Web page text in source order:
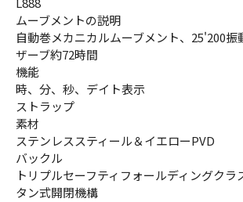
ムーブメントの説明
自動巻メカニカルムーブメント、25'200振
ザーブ約72時間
機能
時、分、秒、デイト表示
ストラップ
素材
ステンレススティール＆イエローPVD
バックル
トリプルセーフティフォールディングクラ
タン式開閉機構